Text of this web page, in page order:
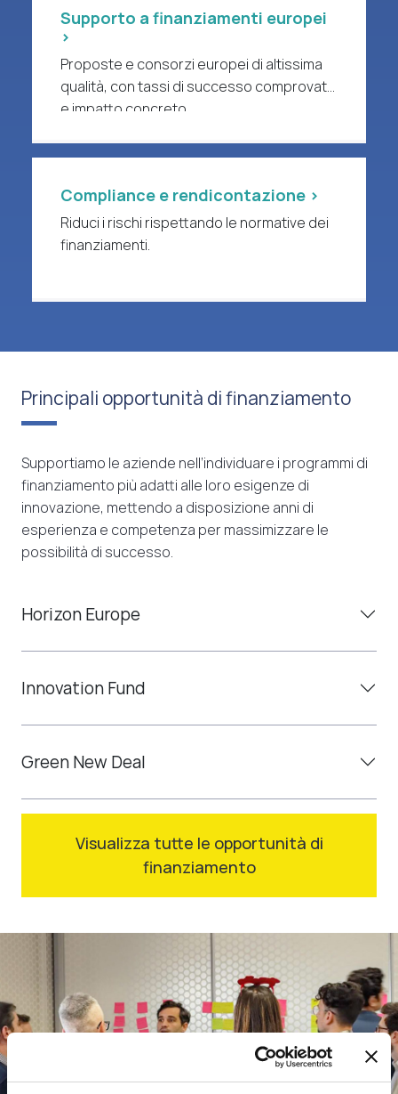
Supporto a finanziamenti europei
>
Proposte e consorzi europei di altissima
qualità, con tassi di successo comprovati
e impatto concreto.
Compliance e rendicontazione >
Riduci i rischi rispettando le normative dei
finanziamenti.
Principali opportunità di finanziamento
Supportiamo le aziende nell’individuare i programmi di
finanziamento più adatti alle loro esigenze di
innovazione, mettendo a disposizione anni di
esperienza e competenza per massimizzare le
possibilità di successo.
Horizon Europe
Innovation Fund
Green New Deal
Visualizza tutte le opportunità di
finanziamento